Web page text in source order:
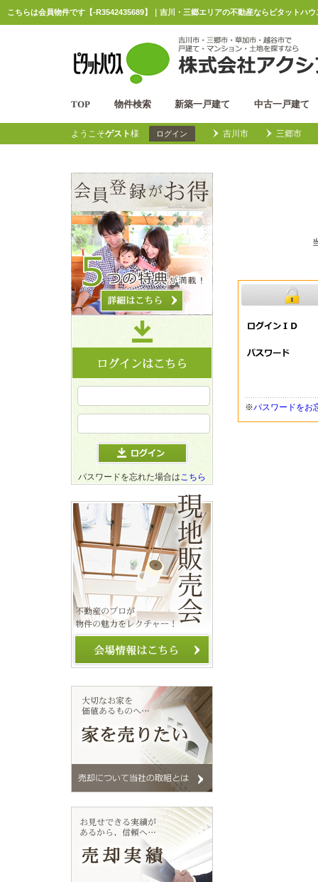
こちらは会員物件です【-R3542435689】｜吉川・三郷エリアの不動産ならピタットハ
TOP 物件検索 新築一戸建て 中古一戸建て
ようこそゲスト様 ログイン 吉川市 三郷市
※パスワードをお
パスワードを忘れた場合はこちら